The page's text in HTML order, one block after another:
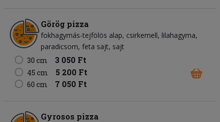
Görög pizza
fokhagymás-tejfölös alap csirkemell lilahagyma
paradicsom feta sajt sajt
30 cm
3 050 Ft
45 cm 5 200 Ft
60 cm 7 050 Ft
Gyrosos pizza